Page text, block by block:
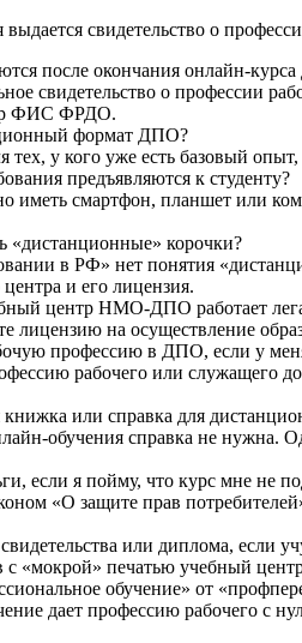
свидетельство о
после окончания онлайн-
свидетельство о профессии
ФИС ФРДО.
формат ДПО?
тех, у кого уже есть базовый
предъявляются к студенту?
иметь смартфон, планшет или
«дистанционные» корочки?
в РФ» нет понятия
и его лицензия.
центр НМО-ДПО работает
лицензию на осуществление
профессию в ДПО, если у меня
рабочего или служащего
или справка для
обучения справка не нужна.
если я пойму, что курс мне не
«О защите прав
или диплома, если
«мокрой» печатью учебный
обучение» от
дает профессию рабочего с